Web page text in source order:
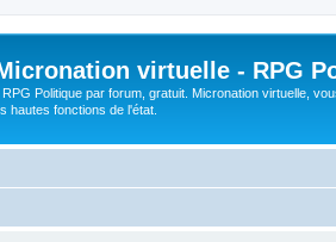
virtuelle - RPG
Politique par forum, gratuit. Micronation virtuelle,
hautes fonctions de l'état.